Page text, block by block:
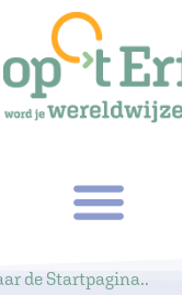
de Startpagina..